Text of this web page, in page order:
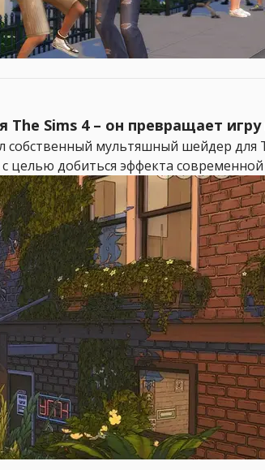
Sims 4 – он превращает
собственный мультяшный шейдер
целью добиться эффекта